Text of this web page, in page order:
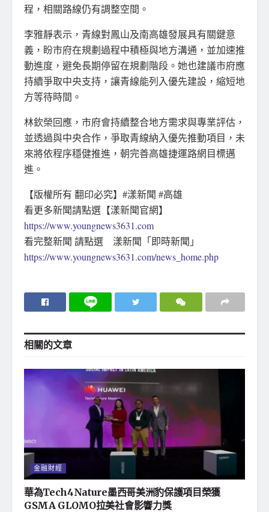
程，相關路線仍有調整空間。
李雅靜表示，青線對鳳山及南高雄發展具有關鍵意
義，盼市府在規劃過程中積極與地方溝通，並加速推
動進度，避免長期停留在規劃階段。她也建議市府應
持續爭取中央支持，讓青線能列入優先建設，縮短地
方等待時間。
林欽榮回應，市府會持續整合地方需求與專業評估，
並透過與中央合作，爭取青線納入優先推動項目，未
來將依程序穩健推進，朝完善高雄捷運路網目標邁
進。
【版權所有 翻印必究】#漾新聞 #高雄
看更多新聞請點選【漾新聞官網】
https://www.youngnews3631.com
看完整新聞 請點選 漾新聞「即時新聞」
https://www.youngnews3631.com/news_home.php
相關的文章
金融財經
華為Tech4Nature墨西哥美洲豹保護項目榮獲
GSMA GLOMO拉美社會影響力獎